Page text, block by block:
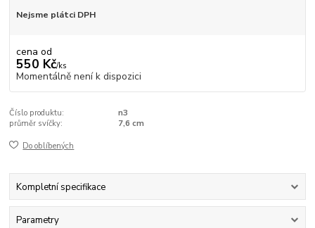
Nejsme plátci DPH
cena od
550 Kč/ks
Momentálně není k dispozici
Číslo produktu:
n3
průměr svíčky:
7,6 cm
Do oblíbených
Kompletní specifikace
Parametry